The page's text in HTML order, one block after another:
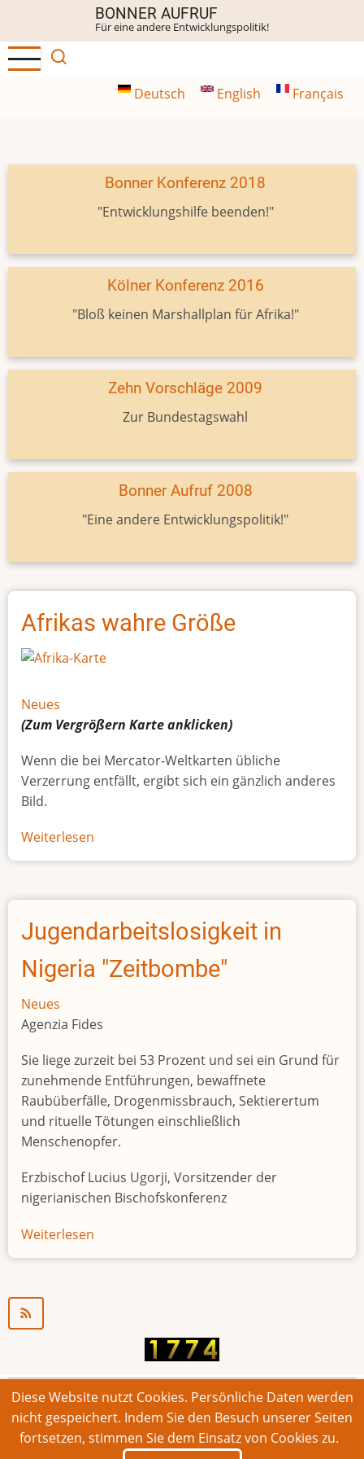
Inhalt
BONNER AUFRUF
Für eine andere Entwicklungspolitik!
Deutsch English Français
Bonner Konferenz 2018
"Entwicklungshilfe beenden!"
Kölner Konferenz 2016
"Bloß keinen Marshallplan für Afrika!"
Zehn Vorschläge 2009
Zur Bundestagswahl
Bonner Aufruf 2008
"Eine andere Entwicklungspolitik!"
Afrikas wahre Größe
Neues
(Zum Vergrößern Karteanklicken)
Wenn die bei Mercator-Weltkarten übliche
Verzerrung entfällt, ergibt sich ein gänzlich anderes
Bild.
Weiterlesen
Afrikas
Größe
Jugendarbeitslosigkeit in
Nigeria "Zeitbombe"
Neues
Agenzia Fides
Sie liege zurzeit bei 53 Prozent und sei ein Grund für
zunehmende Entführungen, bewaffnete
Raubüberfälle, Drogenmissbrauch, Sektierertum
und rituelle Tötungen einschließlich
Menschenopfer.
Erzbischof Lucius Ugorji, Vorsitzender der
nigerianischen Bischofskonferenz
Weiterlesen
Jugendarbeitslosigkeit
© 2026 Bonner Aufruf. Alle Rechte vorbehalten.
Footer
Impressum Kontakt Intern
Diese Website nutzt Cookies. Persönliche Daten werden
nicht gespeichert. Indem Sie den Besuch unserer Seiten
fortsetzen, stimmen Sie dem Einsatz von Cookies zu.